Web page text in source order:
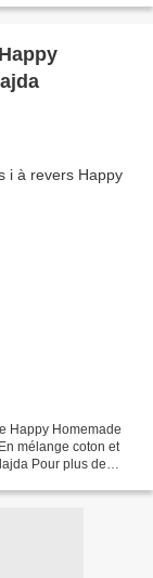
Happy Homemade
mélange coton et
Pour plus de